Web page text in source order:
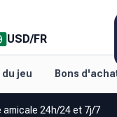
USD/FR
jeu Bons
24h/24 et 7j/7